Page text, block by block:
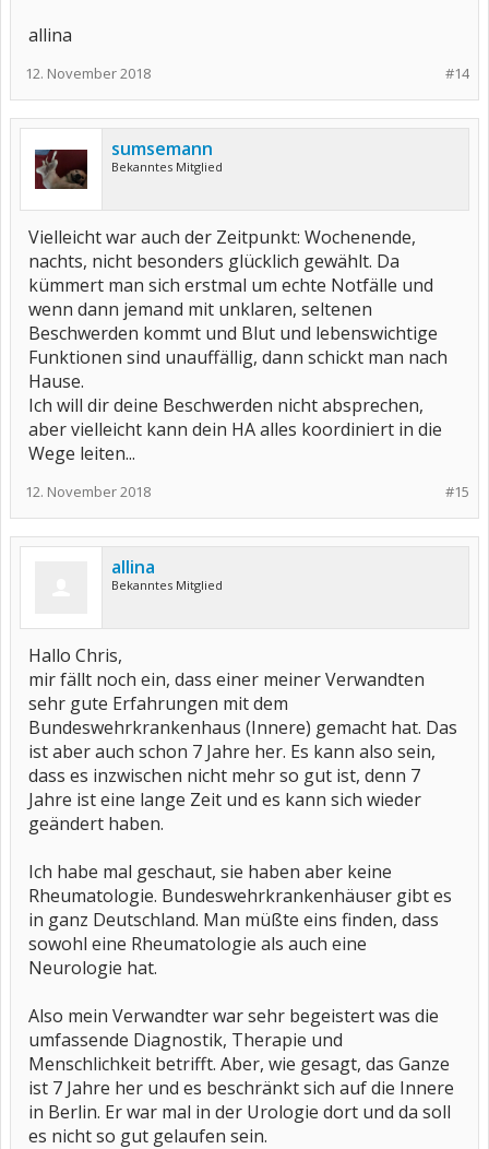
allina
#14
12. November 2018
sumsemann
Bekanntes Mitglied
Vielleicht war auch der Zeitpunkt: Wochenende,
nachts, nicht besonders glücklich gewählt. Da
kümmert man sich erstmal um echte Notfälle und
wenn dann jemand mit unklaren, seltenen
Beschwerden kommt und Blut und lebenswichtige
Funktionen sind unauffällig, dann schickt man nach
Hause.
Ich will dir deine Beschwerden nicht absprechen,
aber vielleicht kann dein HA alles koordiniert in die
Wege leiten...
#15
12. November 2018
allina
Bekanntes Mitglied
Hallo Chris,
mir fällt noch ein, dass einer meiner Verwandten
sehr gute Erfahrungen mit dem
Bundeswehrkrankenhaus (Innere) gemacht hat. Das
ist aber auch schon 7 Jahre her. Es kann also sein,
dass es inzwischen nicht mehr so gut ist, denn 7
Jahre ist eine lange Zeit und es kann sich wieder
geändert haben.
Ich habe mal geschaut, sie haben aber keine
Rheumatologie. Bundeswehrkrankenhäuser gibt es
in ganz Deutschland. Man müßte eins finden, dass
sowohl eine Rheumatologie als auch eine
Neurologie hat.
Also mein Verwandter war sehr begeistert was die
umfassende Diagnostik, Therapie und
Menschlichkeit betrifft. Aber, wie gesagt, das Ganze
ist 7 Jahre her und es beschränkt sich auf die Innere
in Berlin. Er war mal in der Urologie dort und da soll
es nicht so gut gelaufen sein.